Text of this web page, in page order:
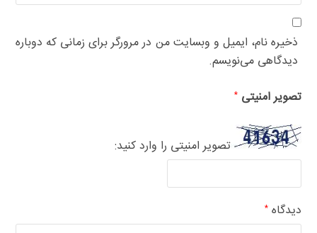
ذخیره نام، ایمیل و وبسایت من در مرورگر برای زمانی که دوباره
دیدگاهی می‌نویسم.
تصویر امنیتی*
تصویر امنیتی را وارد کنید:
دیدگاه*